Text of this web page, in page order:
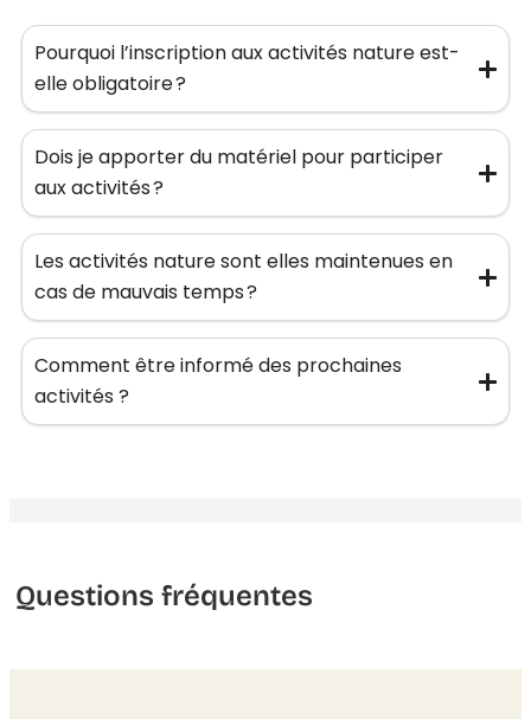
Pourquoi l’inscription aux activités nature est-
elle obligatoire ?
Dois je apporter du matériel pour participer
aux activités ?
Les activités nature sont elles maintenues en
cas de mauvais temps ?
Comment être informé des prochaines
activités ?
Questions fréquentes